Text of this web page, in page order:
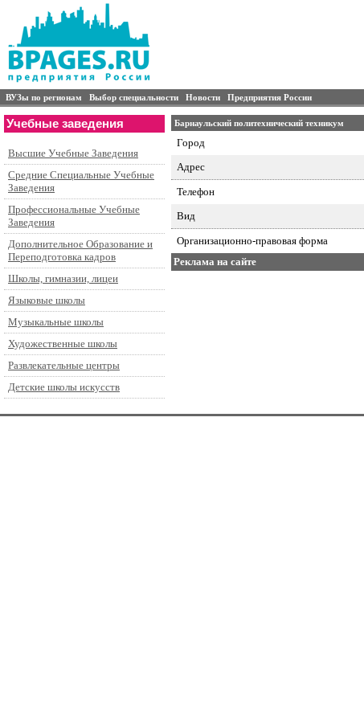
ВУЗы по регионам Выбор специальности Новости Предприятия России
Учебные заведения
Высшие Учебные Заведения
Средние Специальные Учебные
Заведения
Профессиональные Учебные
Заведения
Дополнительное Образование и
Переподготовка кадров
Школы, гимназии, лицеи
Языковые школы
Музыкальные школы
Художественные школы
Развлекательные центры
Детские школы искусств
Барнаульский политехнический техникум
Город
Адрес
Телефон
Вид
Организационно-правовая форма
Реклама на сайте